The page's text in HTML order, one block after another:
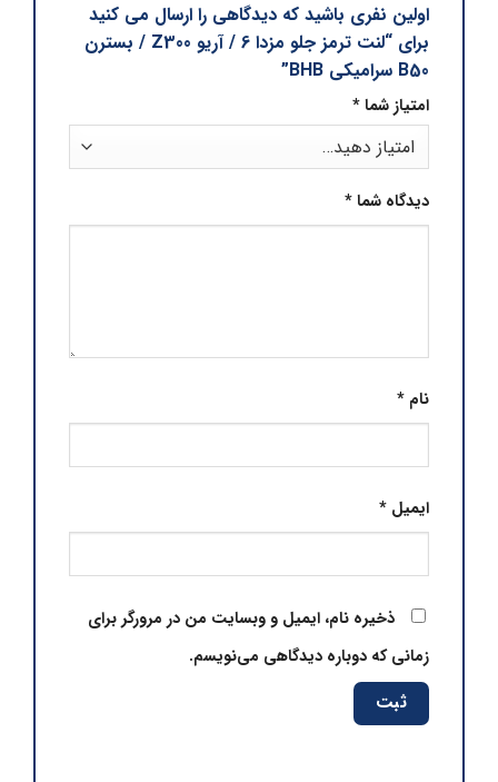
اولین نفری باشید که دیدگاهی را ارسال می کنید
برای “لنت ترمز جلو مزدا 6 / آریو Z300 / بسترن
B50 سرامیکی BHB”
امتیاز شما*
دیدگاه شما*
نام*
ایمیل*
ذخیره نام، ایمیل و وبسایت من در مرورگر برای
زمانی که دوباره دیدگاهی می‌نویسم.